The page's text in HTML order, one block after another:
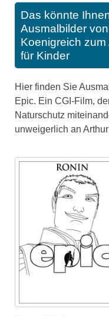
Das könnte
Ausmalbilder
Koenigreich
für Kinder
Hier finden Sie
Epic. Ein CGI-Film,
Naturschutz
unweigerlich an